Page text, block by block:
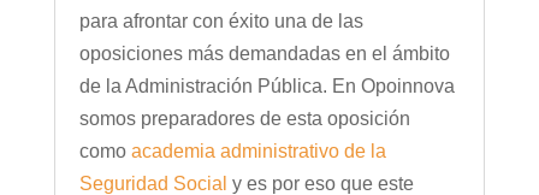
para afrontar con éxito una de las
oposiciones más demandadas en el ámbito
de la Administración Pública. En Opoinnova
somos preparadores de esta oposición
como academia administrativo de la
Seguridad Social y es por eso que este